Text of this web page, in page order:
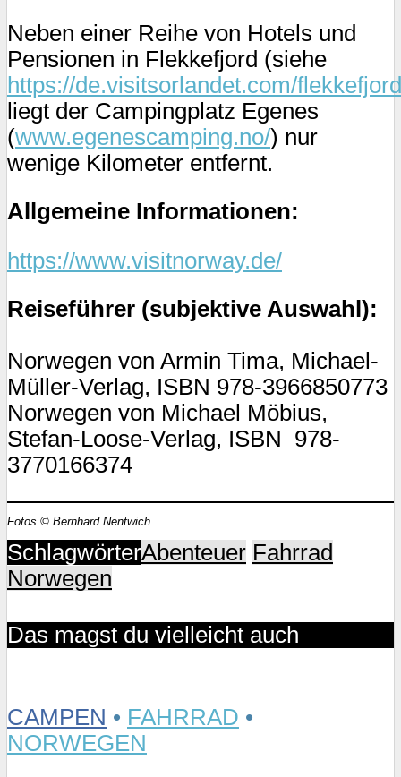
Neben einer Reihe von Hotels und
Pensionen in Flekkefjord (siehe
https://de.visitsorlandet.com/flekkefjord
liegt der Campingplatz Egenes
(www.egenescamping.no/) nur
wenige Kilometer entfernt.
Allgemeine Informationen:
https://www.visitnorway.de/
Reiseführer (subjektive Auswahl):
Norwegen von Armin Tima, Michael-
Müller-Verlag, ISBN 978-3966850773
Norwegen von Michael Möbius,
Stefan-Loose-Verlag, ISBN ‎ 978-
3770166374
Fotos © Bernhard Nentwich
SchlagwörterAbenteuer Fahrrad
Norwegen
Das magst du vielleicht auch
CAMPEN • FAHRRAD •
NORWEGEN